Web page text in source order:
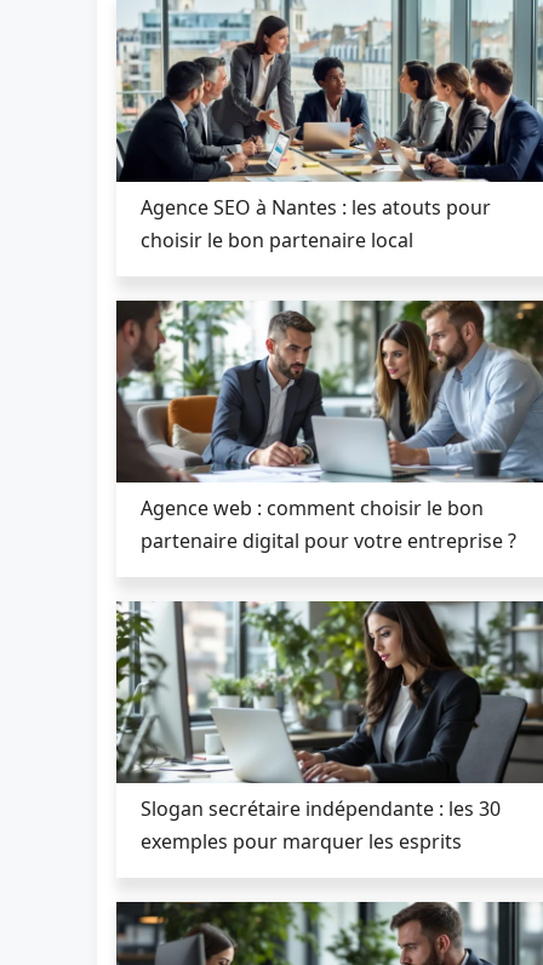
Agence SEO à Nantes : les atouts pour
choisir le bon partenaire local
Agence web : comment choisir le bon
partenaire digital pour votre entreprise ?
Slogan secrétaire indépendante : les 30
exemples pour marquer les esprits